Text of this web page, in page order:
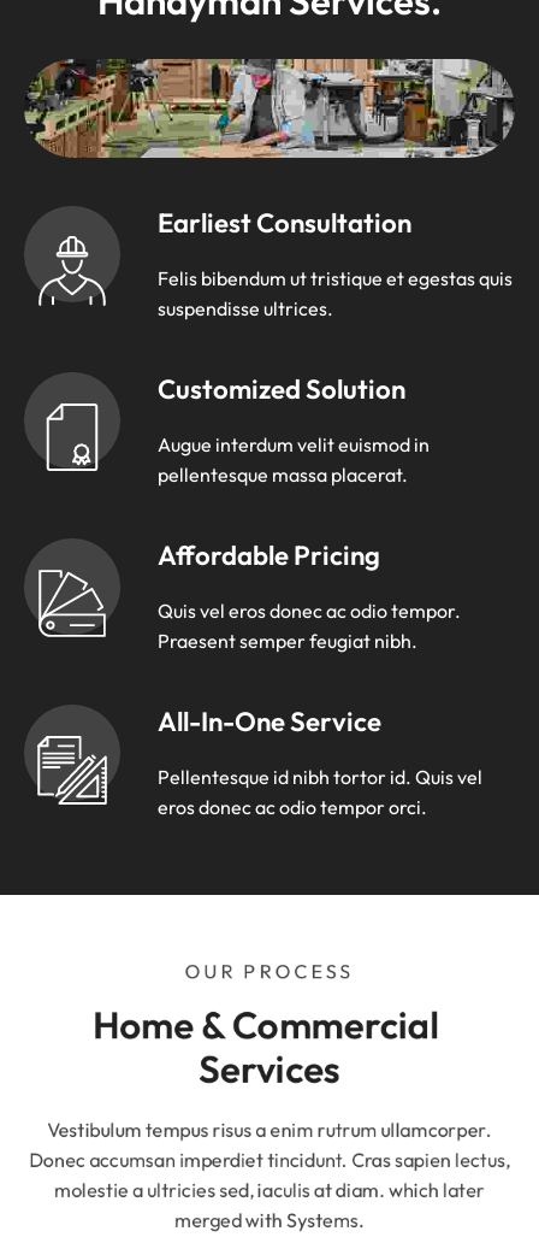
Earliest Consultation
Felis bibendum ut tristique et egestas quis
suspendisse ultrices.
Customized Solution
Augue interdum velit euismod in
pellentesque massa placerat.
Affordable Pricing
Quis vel eros donec ac odio tempor.
Praesent semper feugiat nibh.
All-In-One Service
Pellentesque id nibh tortor id. Quis vel
eros donec ac odio tempor orci.
OUR PROCESS
Home & Commercial
Services
Vestibulum tempus risus a enim rutrum ullamcorper.
Donec accumsan imperdiet tincidunt. Cras sapien lectus,
molestie a ultricies sed, iaculis at diam. which later
merged with Systems.